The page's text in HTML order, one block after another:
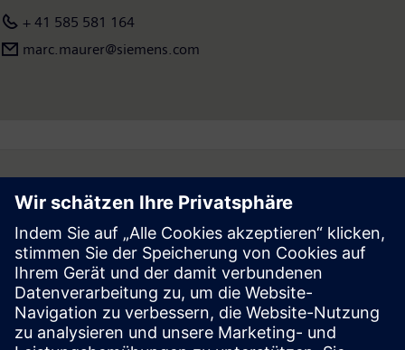
+ 41 585 581 164
marc.maurer@siemens.com
Follow
Presse | Siemens